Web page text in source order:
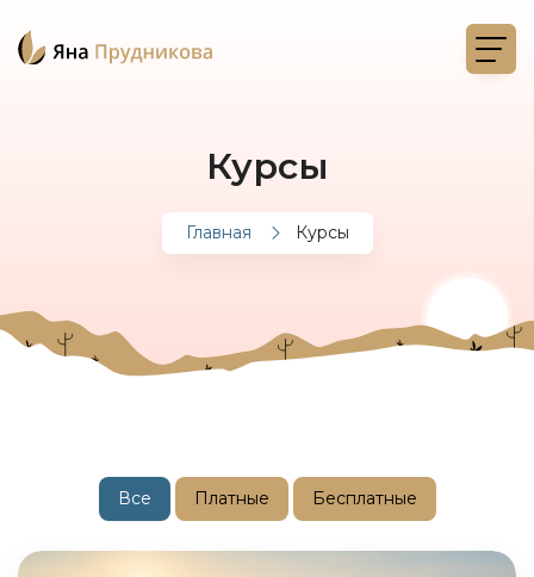
Курсы
Главная Курсы
Все Платные Бесплатные